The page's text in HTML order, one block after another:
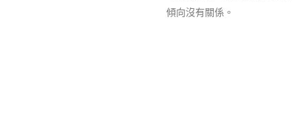
傾向沒有關係。